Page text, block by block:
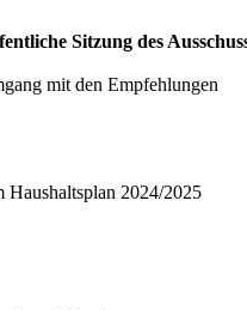
Sitzung des
mit den Empfehlungen
2024/2025